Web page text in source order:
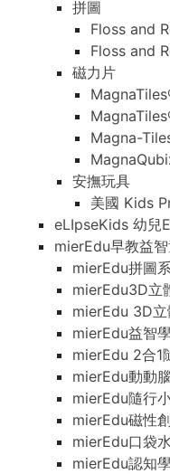
拼圖
Floss and
Floss and
磁力片
Magna-
安撫玩具
美國 Kids
eLIpseKids 幼兒
mierEdu早教益
mierEdu拼圖
mierEdu3D立
mierEdu 3D
mierEdu益智
mierEdu 2合1
mierEdu動動
mierEdu隨行
mierEdu磁性
mierEdu口袋
mierEdu認知